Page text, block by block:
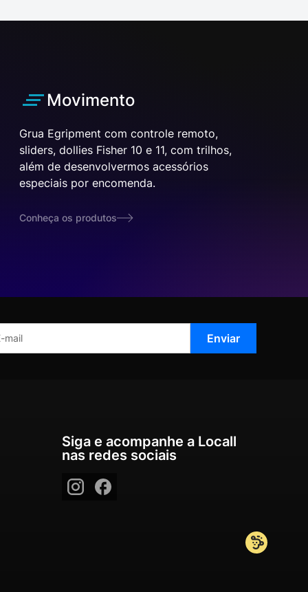
Movimento
Grua Egripment com controle remoto,
sliders, dollies Fisher 10 e 11, com trilhos,
além de desenvolvermos acessórios
especiais por encomenda.
Conheça os produtos
Siga e acompanhe a Locall
nas redes sociais